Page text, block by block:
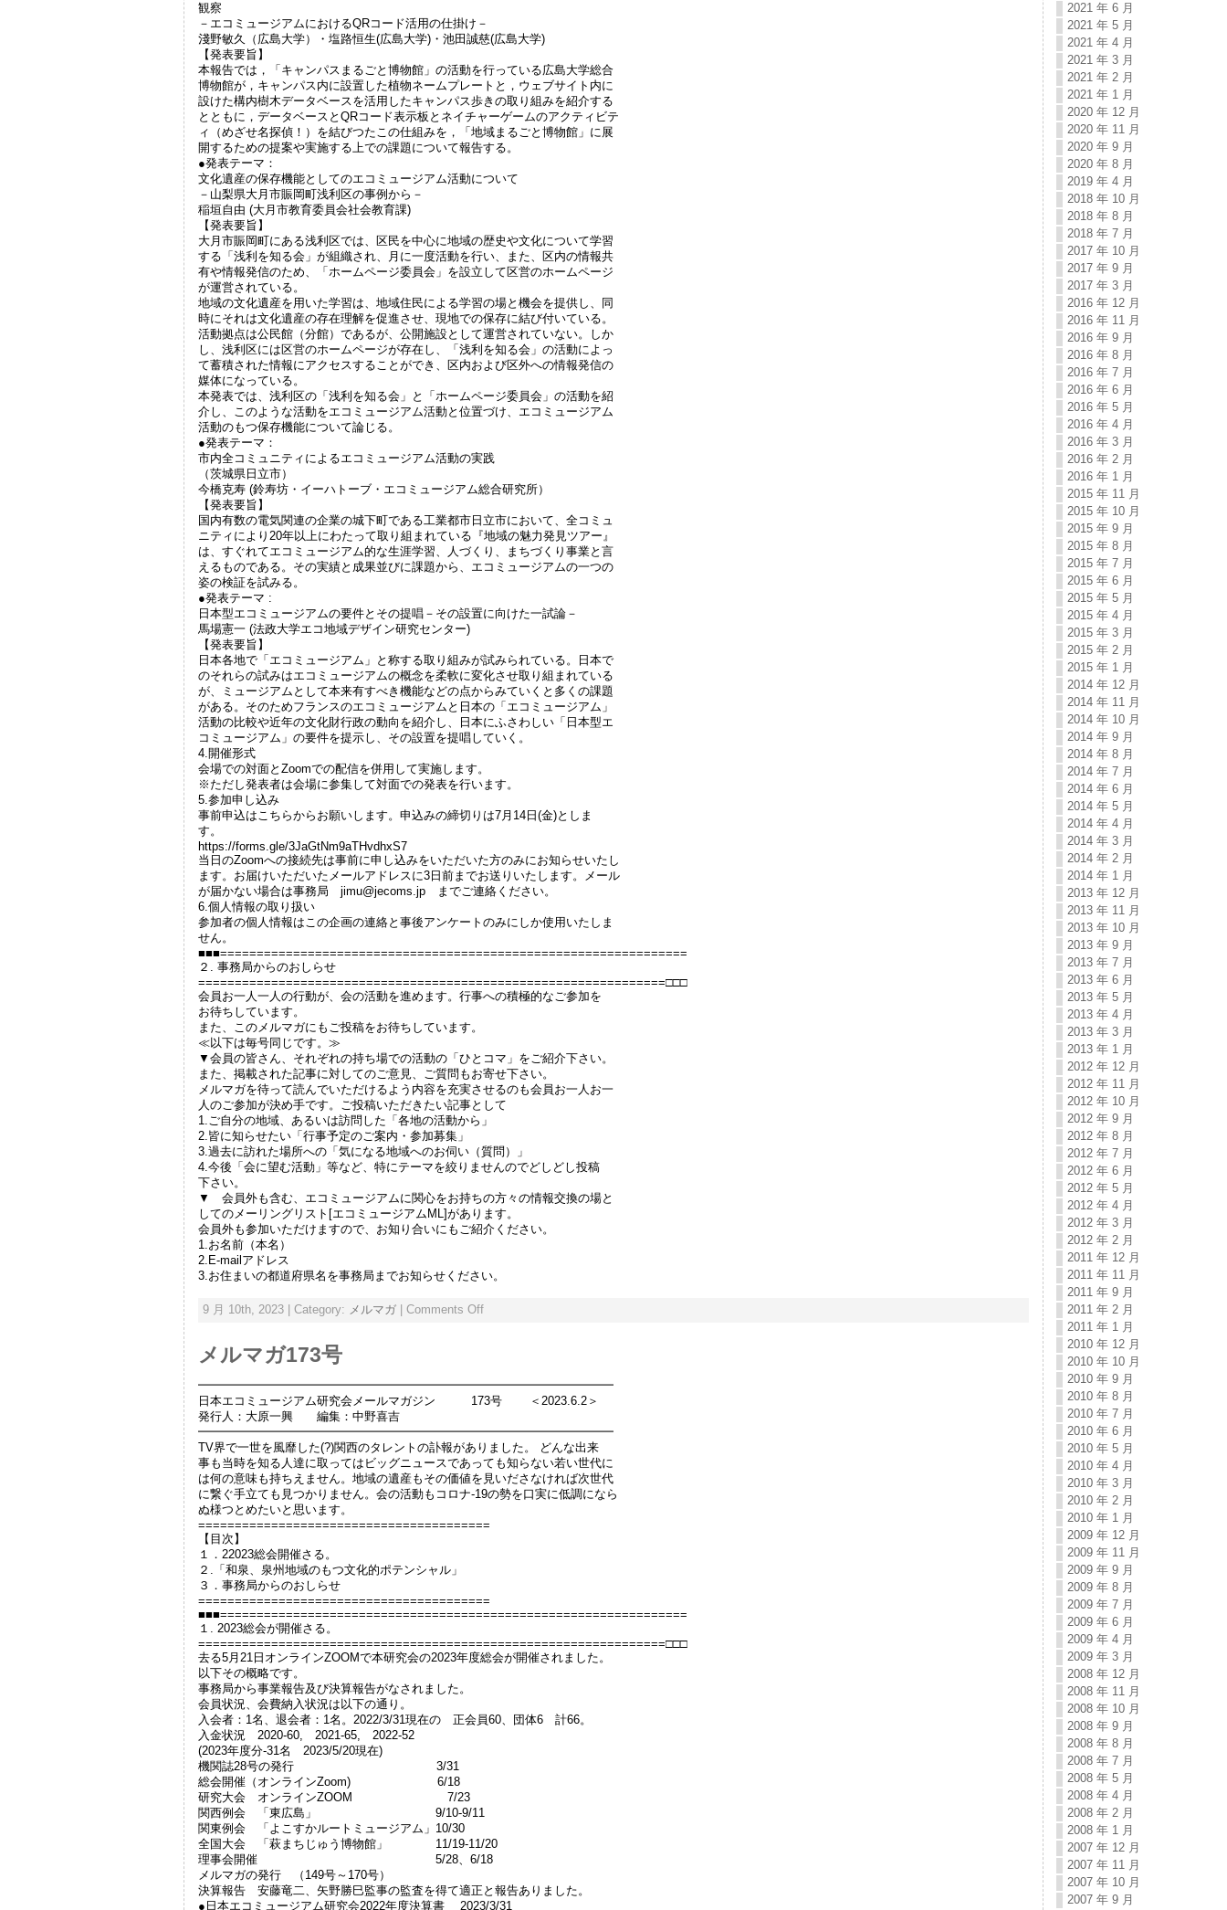
観察
－エコミュージアムにおけるQRコード活用の仕掛け－
淺野敏久（広島大学）・塩路恒生(広島大学)・池田誠慈(広島大学)
【発表要旨】
本報告では，「キャンパスまるごと博物館」の活動を行っている広島大学総合
博物館が，キャンパス内に設置した植物ネームプレートと，ウェブサイト内に
設けた構内樹木データベースを活用したキャンパス歩きの取り組みを紹介する
とともに，データベースとQRコード表示板とネイチャーゲームのアクティビテ
ィ（めざせ名探偵！）を結びつたこの仕組みを，「地域まるごと博物館」に展
開するための提案や実施する上での課題について報告する。
●発表テーマ：
文化遺産の保存機能としてのエコミュージアム活動について
－山梨県大月市賑岡町浅利区の事例から－
稲垣自由 (大月市教育委員会社会教育課)
【発表要旨】
大月市賑岡町にある浅利区では、区民を中心に地域の歴史や文化について学習
する「浅利を知る会」が組織され、月に一度活動を行い、また、区内の情報共
有や情報発信のため、「ホームページ委員会」を設立して区営のホームページ
が運営されている。
地域の文化遺産を用いた学習は、地域住民による学習の場と機会を提供し、同
時にそれは文化遺産の存在理解を促進させ、現地での保存に結び付いている。
活動拠点は公民館（分館）であるが、公開施設として運営されていない。しか
し、浅利区には区営のホームページが存在し、「浅利を知る会」の活動によっ
て蓄積された情報にアクセスすることができ、区内および区外への情報発信の
媒体になっている。
本発表では、浅利区の「浅利を知る会」と「ホームページ委員会」の活動を紹
介し、このような活動をエコミュージアム活動と位置づけ、エコミュージアム
活動のもつ保存機能について論じる。
●発表テーマ：
市内全コミュニティによるエコミュージアム活動の実践
（茨城県日立市）
今橋克寿 (鈴寿坊・イーハトーブ・エコミュージアム総合研究所）
【発表要旨】
国内有数の電気関連の企業の城下町である工業都市日立市において、全コミュ
ニティにより20年以上にわたって取り組まれている『地域の魅力発見ツアー』
は、すぐれてエコミュージアム的な生涯学習、人づくり、まちづくり事業と言
えるものである。その実績と成果並びに課題から、エコミュージアムの一つの
姿の検証を試みる。
●発表テーマ :
日本型エコミュージアムの要件とその提唱－その設置に向けた一試論－
馬場憲一 (法政大学エコ地域デザイン研究センター)
【発表要旨】
日本各地で「エコミュージアム」と称する取り組みが試みられている。日本で
のそれらの試みはエコミュージアムの概念を柔軟に変化させ取り組まれている
が、ミュージアムとして本来有すべき機能などの点からみていくと多くの課題
がある。そのためフランスのエコミュージアムと日本の「エコミュージアム」
活動の比較や近年の文化財行政の動向を紹介し、日本にふさわしい「日本型エ
コミュージアム」の要件を提示し、その設置を提唱していく。
4.開催形式
会場での対面とZoomでの配信を併用して実施します。
※ただし発表者は会場に参集して対面での発表を行います。
5.参加申し込み
事前申込はこちらからお願いします。申込みの締切りは7月14日(金)としま
す。
https://forms.gle/3JaGtNm9aTHvdhxS7
当日のZoomへの接続先は事前に申し込みをいただいた方のみにお知らせいたし
ます。お届けいただいたメールアドレスに3日前までお送りいたします。メール
が届かない場合は事務局 jimu@jecoms.jp までご連絡ください。
6.個人情報の取り扱い
参加者の個人情報はこの企画の連絡と事後アンケートのみにしか使用いたしま
せん。
■■■================================================================
２. 事務局からのおしらせ
================================================================□□□
会員お一人一人の行動が、会の活動を進めます。行事への積極的なご参加を
お待ちしています。
また、このメルマガにもご投稿をお待ちしています。
≪以下は毎号同じです。≫
▼会員の皆さん、それぞれの持ち場での活動の「ひとコマ」をご紹介下さい。
また、掲載された記事に対してのご意見、ご質問もお寄せ下さい。
メルマガを待って読んでいただけるよう内容を充実させるのも会員お一人お一
人のご参加が決め手です。ご投稿いただきたい記事として
1.ご自分の地域、あるいは訪問した「各地の活動から」
2.皆に知らせたい「行事予定のご案内・参加募集」
3.過去に訪れた場所への「気になる地域へのお伺い（質問）」
4.今後「会に望む活動」等など、特にテーマを絞りませんのでどしどし投稿
下さい。
▼ 会員外も含む、エコミュージアムに関心をお持ちの方々の情報交換の場と
してのメーリングリスト[エコミュージアムML]があります。
会員外も参加いただけますので、お知り合いにもご紹介ください。
1.お名前（本名）
2.E-mailアドレス
3.お住まいの都道府県名を事務局までお知らせください。
9 月 10th, 2023 | Category: メルマガ Comments Off
メルマガ173号
━━━━━━━━━━━━━━━━━━━━━━━━━━━━━━━━━━━
日本エコミュージアム研究会メールマガジン 173号 ＜2023.6.2＞
発行人：大原一興 編集：中野喜吉
━━━━━━━━━━━━━━━━━━━━━━━━━━━━━━━━━━━
TV界で一世を風靡した(?)関西のタレントの訃報がありました。 どんな出来
事も当時を知る人達に取ってはビッグニュースであっても知らない若い世代に
は何の意味も持ちえません。地域の遺産もその価値を見いださなければ次世代
に繋ぐ手立ても見つかりません。会の活動もコロナ-19の勢を口実に低調になら
ぬ様つとめたいと思います。
========================================
【目次】
１．22023総会開催さる。
２.「和泉、泉州地域のもつ文化的ポテンシャル」
３．事務局からのおしらせ
========================================
■■■================================================================
１. 2023総会が開催さる。
================================================================□□□
去る5月21日オンラインZOOMで本研究会の2023年度総会が開催されました。
以下その概略です。
事務局から事業報告及び決算報告がなされました。
会員状況、会費納入状況は以下の通り。
入会者：1名、退会者：1名。2022/3/31現在の 正会員60、団体6 計66。
入金状況 2020-60, 2021-65, 2022-52
(2023年度分-31名 2023/5/20現在)
機関誌28号の発行 3/31
総会開催（オンラインZoom) 6/18
研究大会 オンラインZOOM 7/23
関西例会 「東広島」 9/10-9/11
関東例会 「よこすかルートミュージアム」10/30
全国大会 「萩まちじゅう博物館」 11/19-11/20
理事会開催 5/28、6/18
メルマガの発行 （149号～170号）
決算報告 安藤竜二、矢野勝巳監事の監査を得て適正と報告ありました。
●日本エコミュージアム研究会2022年度決算書 2023/3/31
2021 年 6 月
2021 年 5 月
2021 年 4 月
2021 年 3 月
2021 年 2 月
2021 年 1 月
2020 年 12 月
2020 年 11 月
2020 年 9 月
2020 年 8 月
2019 年 4 月
2018 年 10 月
2018 年 8 月
2018 年 7 月
2017 年 10 月
2017 年 9 月
2017 年 3 月
2016 年 12 月
2016 年 11 月
2016 年 9 月
2016 年 8 月
2016 年 7 月
2016 年 6 月
2016 年 5 月
2016 年 4 月
2016 年 3 月
2016 年 2 月
2016 年 1 月
2015 年 11 月
2015 年 10 月
2015 年 9 月
2015 年 8 月
2015 年 7 月
2015 年 6 月
2015 年 5 月
2015 年 4 月
2015 年 3 月
2015 年 2 月
2015 年 1 月
2014 年 12 月
2014 年 11 月
2014 年 10 月
2014 年 9 月
2014 年 8 月
2014 年 7 月
2014 年 6 月
2014 年 5 月
2014 年 4 月
2014 年 3 月
2014 年 2 月
2014 年 1 月
2013 年 12 月
2013 年 11 月
2013 年 10 月
2013 年 9 月
2013 年 7 月
2013 年 6 月
2013 年 5 月
2013 年 4 月
2013 年 3 月
2013 年 1 月
2012 年 12 月
2012 年 11 月
2012 年 10 月
2012 年 9 月
2012 年 8 月
2012 年 7 月
2012 年 6 月
2012 年 5 月
2012 年 4 月
2012 年 3 月
2012 年 2 月
2011 年 12 月
2011 年 11 月
2011 年 9 月
2011 年 2 月
2011 年 1 月
2010 年 12 月
2010 年 10 月
2010 年 9 月
2010 年 8 月
2010 年 7 月
2010 年 6 月
2010 年 5 月
2010 年 4 月
2010 年 3 月
2010 年 2 月
2010 年 1 月
2009 年 12 月
2009 年 11 月
2009 年 9 月
2009 年 8 月
2009 年 7 月
2009 年 6 月
2009 年 4 月
2009 年 3 月
2008 年 12 月
2008 年 11 月
2008 年 10 月
2008 年 9 月
2008 年 8 月
2008 年 7 月
2008 年 5 月
2008 年 4 月
2008 年 2 月
2008 年 1 月
2007 年 12 月
2007 年 11 月
2007 年 10 月
2007 年 9 月